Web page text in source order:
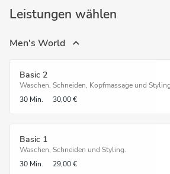
Leistungen wählen
Men's World
Basic 2
Waschen, Schneiden, Kopfmassage und
30 Min.
30,00 €
Basic 1
Waschen, Schneiden und Styling.
30 Min.
29,00 €